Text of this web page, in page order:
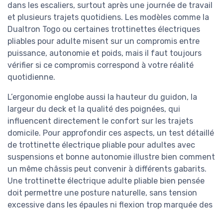
dans les escaliers, surtout après une journée de travail
et plusieurs trajets quotidiens. Les modèles comme la
Dualtron Togo ou certaines trottinettes électriques
pliables pour adulte misent sur un compromis entre
puissance, autonomie et poids, mais il faut toujours
vérifier si ce compromis correspond à votre réalité
quotidienne.
L’ergonomie englobe aussi la hauteur du guidon, la
largeur du deck et la qualité des poignées, qui
influencent directement le confort sur les trajets
domicile. Pour approfondir ces aspects, un test détaillé
de trottinette électrique pliable pour adultes avec
suspensions et bonne autonomie illustre bien comment
un même châssis peut convenir à différents gabarits.
Une trottinette électrique adulte pliable bien pensée
doit permettre une posture naturelle, sans tension
excessive dans les épaules ni flexion trop marquée des